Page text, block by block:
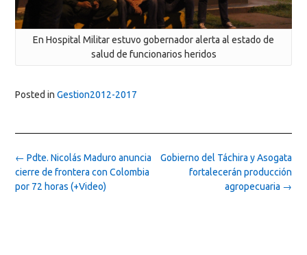
En Hospital Militar estuvo gobernador alerta al estado de
salud de funcionarios heridos
Posted in Gestion2012-2017
Post
navigation
Gobierno del Táchira y Asogata
fortalecerán producción
agropecuaria →
← Pdte. Nicolás Maduro anuncia
cierre de frontera con Colombia
por 72 horas (+Video)